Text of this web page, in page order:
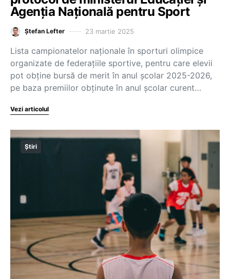
Agenția Națională pentru Sport
Ștefan Lefter 23 martie 2025
Lista campionatelor naționale în sporturi olimpice
organizate de federațiile sportive, pentru care elevii
pot obține bursă de merit în anul școlar 2025-2026,
pe baza premiilor obținute în anul școlar curent…
Vezi articolul
Știri